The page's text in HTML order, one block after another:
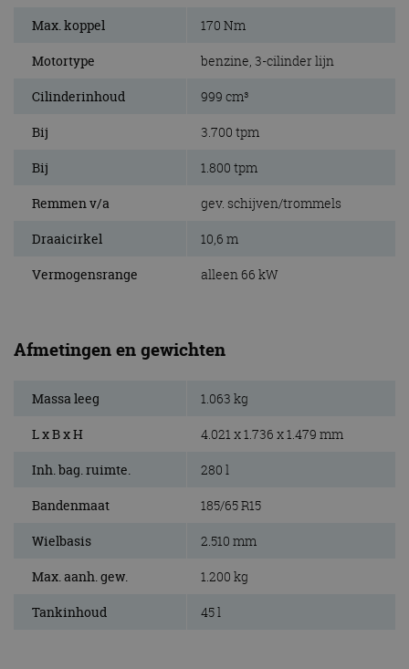
Max. koppel 170 Nm
Motortype benzine, 3-cilinder lijn
Cilinderinhoud 999 cm³
Bij 3.700 tpm
Bij 1.800 tpm
Remmen v/a gev. schijven/trommels
Draaicirkel 10,6 m
Vermogensrange alleen 66 kW
Afmetingen en gewichten
Massa leeg 1.063 kg
L x B x H 4.021 x 1.736 x 1.479 mm
Inh. bag. ruimte. 280 l
Bandenmaat 185/65 R15
Wielbasis 2.510 mm
Max. aanh. gew. 1.200 kg
Tankinhoud 45 l